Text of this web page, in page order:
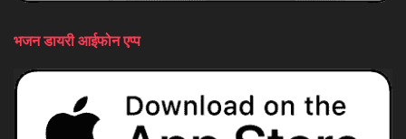
भजन डायरी आईफोन एप्प